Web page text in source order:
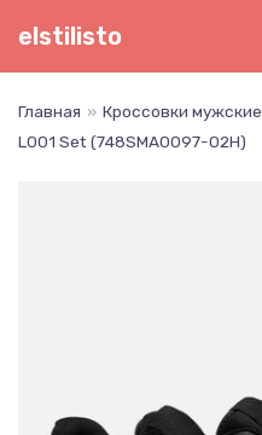
Перейти
elstilisto
Главная » Кроссовки мужские
L001 Set (748SMA0097-02H)